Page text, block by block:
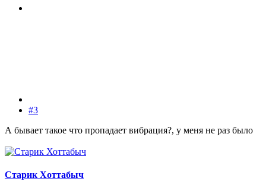
#3
А бывает такое что пропадает вибрация?, у меня не раз было
Старик Хоттабыч